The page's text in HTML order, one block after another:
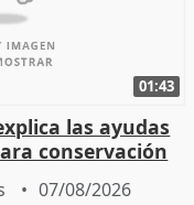
01:43
las ayudas
conservación
07/08/2026